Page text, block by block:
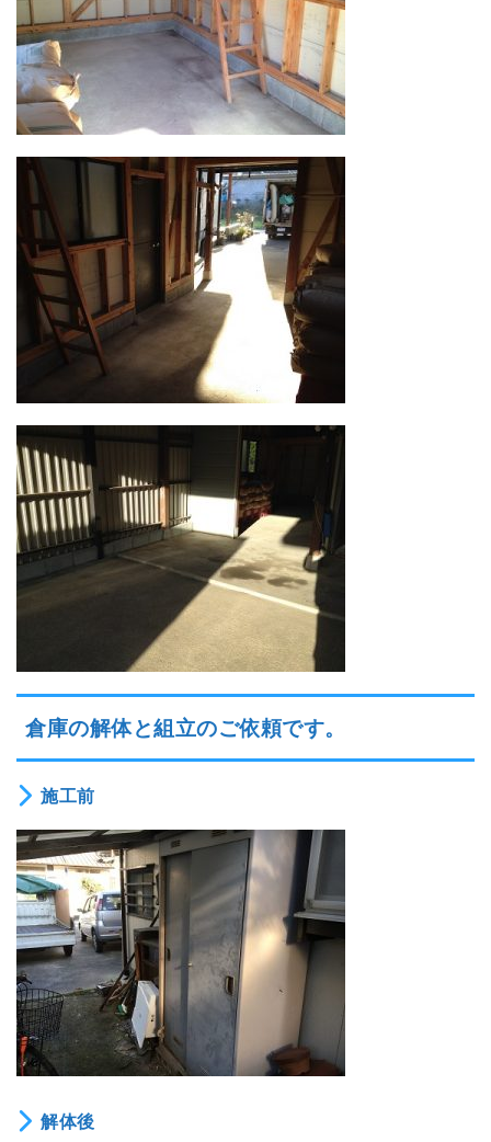
倉庫の解体と組立のご依頼です。
施工前
解体後